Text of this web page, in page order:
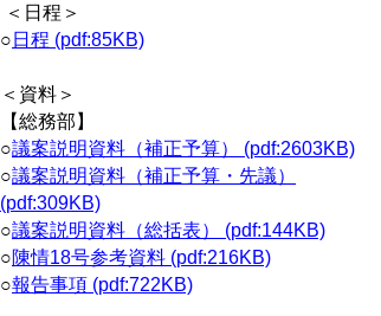
＜日程＞
○ 日程 (pdf:85KB)
＜資料＞
【総務部】
○議案説明資料（補正予算） (pdf:2603KB)
○議案説明資料（補正予算・先議）
(pdf:309KB)
○議案説明資料（総括表） (pdf:144KB)
○陳情18号参考資料 (pdf:216KB)
○報告事項 (pdf:722KB)